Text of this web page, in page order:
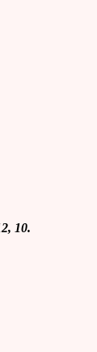
10.